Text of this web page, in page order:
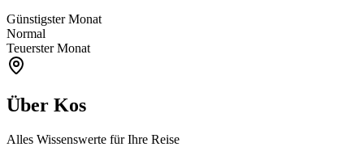
Günstigster Monat
Normal
Teuerster Monat
Über Kos
Alles Wissenswerte für Ihre Reise